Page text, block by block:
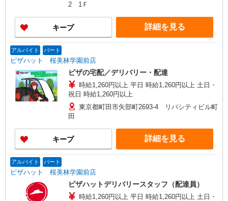
2 1Ｆ
キープ 詳細を見る
アルバイト パート
ピザハット 桜美林学園前店
ピザの宅配／デリバリー・配達
時給1,260円以上 平日 時給1,260円以上 土日・
祝日 時給1,260円以上
東京都町田市矢部町2693-4 リバシティビル町
田
キープ 詳細を見る
アルバイト パート
ピザハット 桜美林学園前店
ピザハットデリバリースタッフ（配達員）
時給1,260円以上 平日 時給1,260円以上 土日・